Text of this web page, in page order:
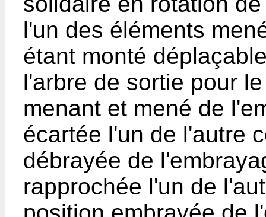
l'un des éléments
étant monté
l'arbre de sortie pour
menant et mené de
écartée l'un de l'autre
débrayée de
rapprochée l'un de